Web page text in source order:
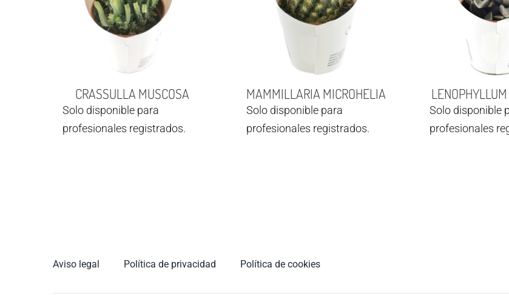
CRASSULLA MUSCOSA
Solo disponible para
profesionales registrados.
MAMMILLARIA MICROHELIA
Solo disponible para
profesionales registrados.
Solo disponible
profesionales
Aviso legal Política de privacidad Política de cookies